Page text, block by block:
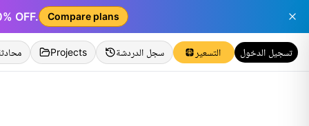
OFF. Compare plans
Projects سجل الدردشة التسعير تسجيل الدخول